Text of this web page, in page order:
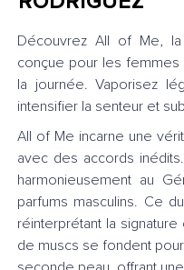
Découvrez All of Me, la
conçue pour les
la journée. Vaporisez
intensifier la senteur et
All of Me incarne une
avec des accords
harmonieusement au
parfums masculins. Ce
réinterprétant la
de muscs se fondent